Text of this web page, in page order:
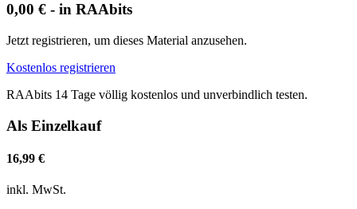
0,00 € - in RAAbits
Jetzt registrieren, um dieses Material anzusehen.
Kostenlos registrieren
RAAbits 14 Tage völlig kostenlos und unverbindlich testen.
Als Einzelkauf
16,99 €
inkl. MwSt.